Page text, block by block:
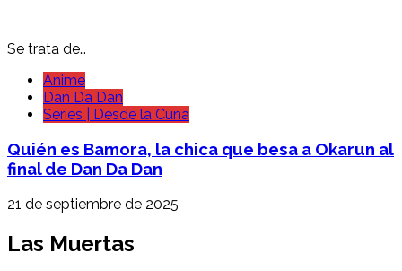
Se trata de…
Anime
Dan Da Dan
Series | Desde la Cuna
Quién es Bamora, la chica que besa a Okarun al
final de Dan Da Dan
21 de septiembre de 2025
Las Muertas